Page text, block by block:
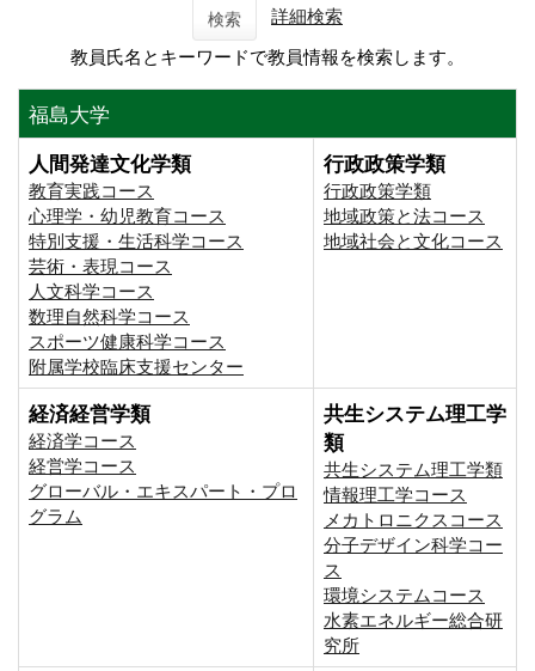
検索
詳細検索
教員氏名とキーワードで教員情報を検索します。
福島大学
人間発達文化学類
教育実践コース
心理学・幼児教育コース
特別支援・生活科学コース
芸術・表現コース
人文科学コース
数理自然科学コース
スポーツ健康科学コース
附属学校臨床支援センター
行政政策学類
行政政策学類
地域政策と法コース
地域社会と文化コース
経済経営学類
経済学コース
経営学コース
グローバル・エキスパート・プロ
グラム
共生システム理工学
類
共生システム理工学類
情報理工学コース
メカトロニクスコース
分子デザイン科学コー
ス
環境システムコース
⽔素エネルギー総合研
究所